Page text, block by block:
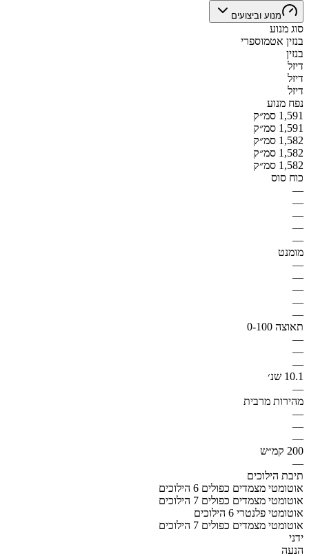
מנוע וביצועים
סוג מנוע
בנזין אטמוספרי
בנזין
דיזל
דיזל
דיזל
נפח מנוע
1,591 סמ״ק
1,591 סמ״ק
1,582 סמ״ק
1,582 סמ״ק
1,582 סמ״ק
כוח סוס
—
—
—
—
—
מומנט
—
—
—
—
—
תאוצה 0-100
—
—
—
10.1 שנ׳
—
מהירות מרבית
—
—
—
200 קמ״ש
—
תיבת הילוכים
אוטומטי מצמדים כפולים 6 הילוכים
אוטומטי מצמדים כפולים 7 הילוכים
אוטומטי פלנטרי 6 הילוכים
אוטומטי מצמדים כפולים 7 הילוכים
ידני
הנעה